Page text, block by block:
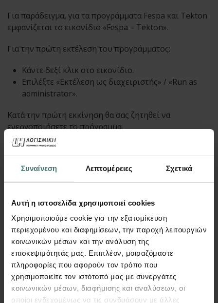
Συναίνεση Λεπτομέρειες Σχετικά
Αυτή η ιστοσελίδα χρησιμοποιεί cookies
Χρησιμοποιούμε cookie για την εξατομίκευση
περιεχομένου και διαφημίσεων, την παροχή λειτουργιών
κοινωνικών μέσων και την ανάλυση της
επισκεψιμότητάς μας. Επιπλέον, μοιραζόμαστε
πληροφορίες που αφορούν τον τρόπο που
χρησιμοποιείτε τον ιστότοπό μας με συνεργάτες
κοινωνικών μέσων, διαφήμισης και αναλύσεων, οι
οποίοι ενδεχομένως να τις συνδυάσουν με άλλες
Για παράδειγμα, για τα προγράμματα Fespa και Tekton
εμφανίζεται το εικονίδιο «Fespa – Tekton».
Για την πρώτη εκτέλεση του προγράμματος:
Κάντε δεξί κλικ στο εικονίδιο.
Επιλέξτε «Εκτέλεση ως διαχειριστής» / «Run as
administrator».
Κατά την πρώτη εκκίνηση θα σας ζητηθεί να
ενεργοποιήσετε το πρόγραμμα.
Βεβαιωθείτε ότι ο υπολογιστής σας είναι
πρόγραμμα θα συνδεθεί αυτόματα με το σύστημα
ενεργοποίησης και θα λάβει τον απαιτούμενο κωδικό.
Η εγκατάσταση και η ενεργοποίηση του προγράμματος
έχουν πλέον ολοκληρωθεί.
Εγκατάσταση επιπλέον προγραμμάτων
Για να εγκαταστήσετε κάποιο επιπλέον πρόγραμμα της
LH Λογισμική, επαναλάβετε τη διαδικασία από το
Βήμα 1 – Λήψη και αποσυμπίεση του αρχείου